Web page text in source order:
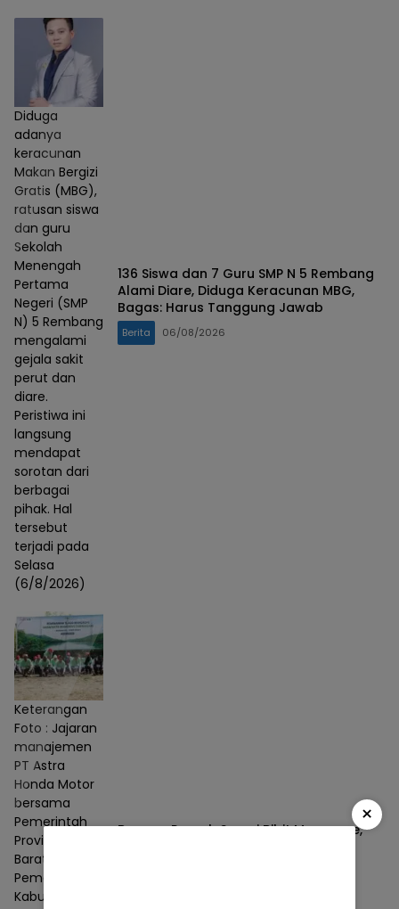
Diduga
adanya
keracunan
Makan Bergizi
Gratis (MBG),
ratusan siswa
dan guru
Sekolah
Menengah
Pertama
Negeri (SMP
N) 5 Rembang
mengalami
gejala sakit
perut dan
diare.
Peristiwa ini
langsung
mendapat
sorotan dari
berbagai
pihak. Hal
tersebut
terjadi pada
Selasa
(6/8/2026)
136 Siswa dan 7 Guru SMP N 5 Rembang
Alami Diare, Diduga Keracunan MBG,
Bagas: Harus Tanggung Jawab
Berita 06/08/2026
Keterangan
Foto : Jajaran
manajemen
PT Astra
Honda Motor
bersama
Pemerintah
Provinsi Jawa
Barat,
Pemerintah
Kabupaten
Bangun Rumah Semai Bibit Mangrove,
×